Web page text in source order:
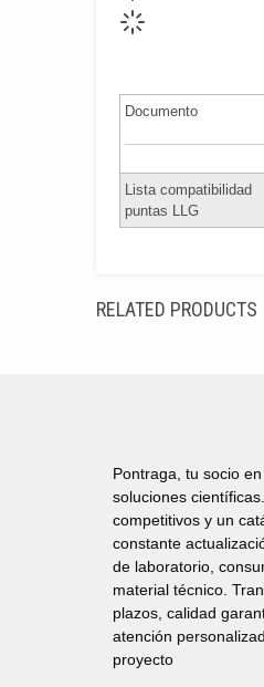
Documento
Lista compatibilidad
puntas LLG
RELATED PRODUCTS
Pontraga, tu socio
soluciones
competitivos y un
constante
de laboratorio,
material técnico.
plazos, calidad
atención
proyecto